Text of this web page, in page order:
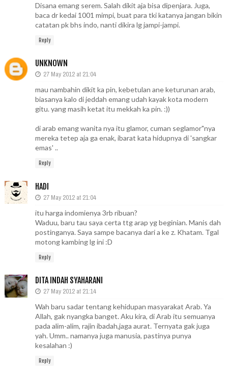
Disana emang serem. Salah dikit aja bisa dipenjara. Juga,
baca dr kedai 1001 mimpi, buat para tki katanya jangan bikin
catatan pk bhs indo, nanti dikira lg jampi-jampi.
Reply
UNKNOWN
27 May 2012 at 21:04
mau nambahin dikit ka pin, kebetulan ane keturunan arab,
biasanya kalo di jeddah emang udah kayak kota modern
gitu. yang masih ketat itu mekkah ka pin. :))
di arab emang wanita nya itu glamor, cuman seglamor"nya
mereka tetep aja ga enak, ibarat kata hidupnya di 'sangkar
emas' ..
Reply
HADI
27 May 2012 at 21:04
itu harga indomienya 3rb ribuan?
Waduu, baru tau saya certa ttg arap yg beginian. Manis dah
postinganya. Saya sampe bacanya dari a ke z. Khatam. Tgal
motong kambing lg ini :D
Reply
DITA INDAH SYAHARANI
27 May 2012 at 21:14
Wah baru sadar tentang kehidupan masyarakat Arab. Ya
Allah, gak nyangka banget. Aku kira, di Arab itu semuanya
pada alim-alim, rajin ibadah,jaga aurat. Ternyata gak juga
yah. Umm.. namanya juga manusia, pastinya punya
kesalahan :)
Reply